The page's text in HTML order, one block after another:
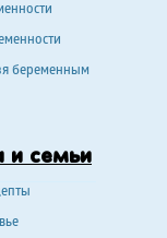
беременным
и семьи